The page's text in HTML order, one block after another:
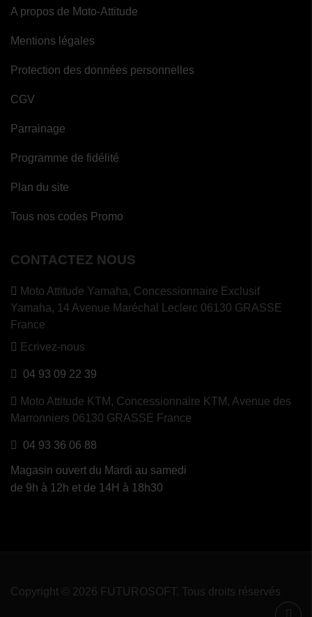
A propos de Moto-Attitude
Mentions légales
Protection des données personnelles
CGV
Parrainage
Programme de fidélité
Plan du site
Tous nos codes Promo
CONTACTEZ NOUS
Moto Attitude Yamaha, Concessionnaire Exclusif
Yamaha, 14 Avenue Maréchal Leclerc 06130 GRASSE
France
Ecrivez-nous
04 93 09 22 39
Moto Attitude KTM, Concessionnaire KTM, Avenue des
Marronniers 06130 GRASSE France
04 93 36 06 88
Magasin ouvert du Mardi au samedi
de 9h à 12h et de 14H à 18h30
Copyright © 2026 FUTUROSOFT. Tous droits réservés